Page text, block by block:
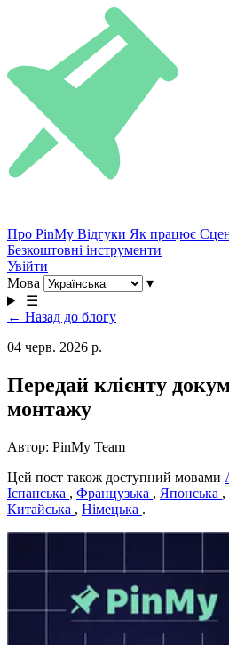
Про PinMy Відгуки Як працює
Безкоштовні інструменти
Увійти
Мова
▾
☰
← Назад до блогу
04 черв. 2026 р.
Передай клієнту
монтажу
Автор: PinMy Team
Цей пост також доступний мовами
Іспанська , Французька , Японська ,
Китайська , Німецька .